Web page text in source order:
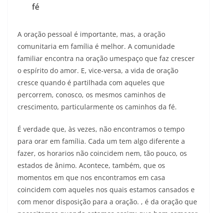
fé
A oração pessoal é importante, mas, a oração
comunitaria em família é melhor. A comunidade
familiar encontra na oração umespaço que faz crescer
o espírito do amor. E, vice-versa, a vida de oração
cresce quando é partilhada com aqueles que
percorrem, conosco, os mesmos caminhos de
crescimento, particularmente os caminhos da fé.
É verdade que, às vezes, não encontramos o tempo
para orar em família. Cada um tem algo diferente a
fazer, os horarios não coincidem nem, tão pouco, os
estados de ânimo. Acontece, também, que os
momentos em que nos encontramos em casa
coincidem com aqueles nos quais estamos cansados e
com menor disposição para a oração. , é da oração que